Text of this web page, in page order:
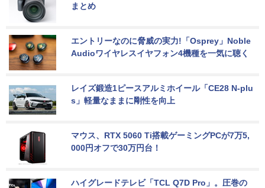
まとめ
エントリーなのに脅威の実力!「Osprey」Noble
Audioワイヤレスイヤフォン4機種を一気に聴く
レイズ鍛造1ピースアルミホイール「CE28 N-plu
s」軽量なままに剛性を向上
マウス、RTX 5060 Ti搭載ゲーミングPCが7万5,
000円オフで30万円台！
ハイグレードテレビ「TCL Q7D Pro」。圧巻の